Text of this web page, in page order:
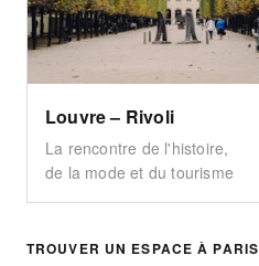
Louvre – Rivoli
La rencontre de l'histoire,
de la mode et du tourisme
TROUVER UN ESPACE À PARIS